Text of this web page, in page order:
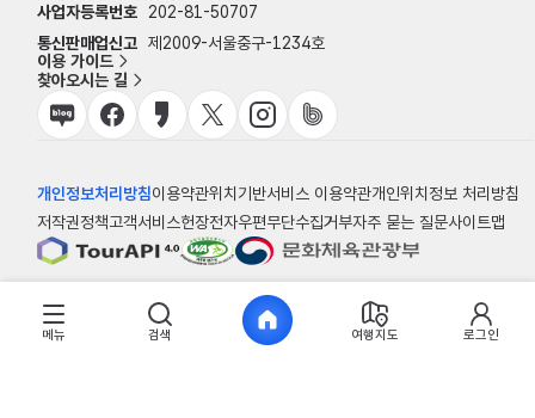
사업자등록번호
202-81-50707
통신판매업신고 제2009-서울중구-1234호
이용 가이드
찾아오시는 길
개인정보처리방침이용약관위치기반서비스 이용약관개인위치정보 처리방침
저작권정책고객서비스헌장전자우편무단수집거부자주 묻는 질문사이트맵
© 한국관광공사
메뉴 검색 여행지도 로그인